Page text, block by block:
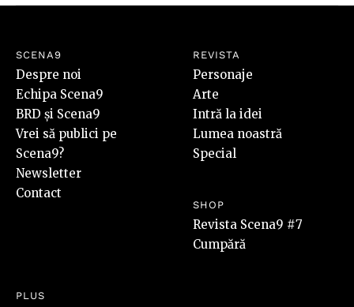
SCENA9
Despre noi
Echipa Scena9
BRD și Scena9
Vrei să publici pe
Scena9?
Newsletter
Contact
REVISTA
Personaje
Arte
Intră la idei
Lumea noastră
Special
SHOP
Revista Scena9 #7
Cumpără
PLUS